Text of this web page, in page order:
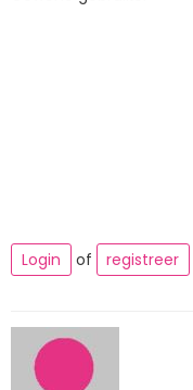
Login
of registreer